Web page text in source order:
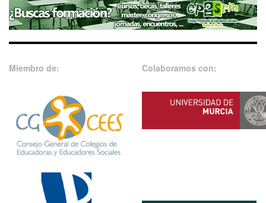
Miembro de: Colaboramos con: